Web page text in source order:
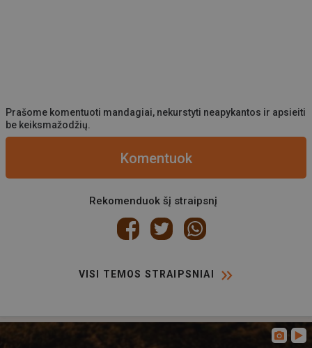
Prašome komentuoti mandagiai, nekurstyti neapykantos ir apsieiti
be keiksmažodžių.
Komentuok
Rekomenduok šį straipsnį
VISI TEMOS STRAIPSNIAI